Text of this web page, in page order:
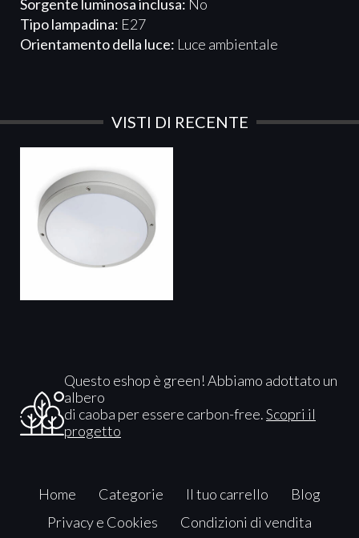
Sorgente luminosa inclusa: No
Tipo lampadina: E27
Orientamento della luce: Luce ambientale
VISTI DI RECENTE
Questo eshop è green! Abbiamo adottato un
albero
di caoba per essere carbon-free.Scopri il
progetto
Home Categorie Il tuo carrello
Blog
Privacy e Cookies
Condizioni di vendita